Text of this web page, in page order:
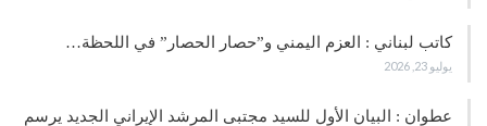
كاتب لبناني : العزم اليمني و”حصار الحصار” في اللحظة…
يوليو 23, 2026
عطوان : البيان الأول للسيد مجتبى المرشد الإيراني الجديد يرسم